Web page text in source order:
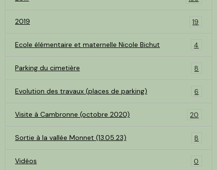
2019 19
Ecole élémentaire et maternelle Nicole Bichut 4
Parking du cimetière 8
Evolution des travaux (places de parking) 6
Visite à Cambronne (octobre 2020) 20
Sortie à la vallée Monnet (13.05.23) 8
Vidéos 0